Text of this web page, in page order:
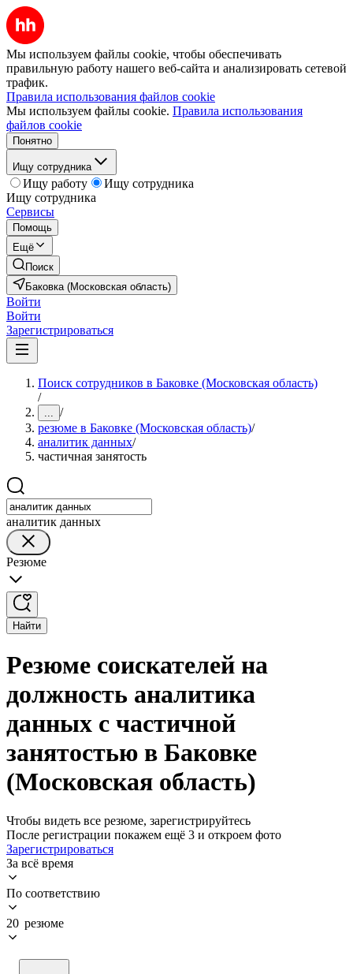
Мы используем файлы cookie, чтобы обеспечивать
правильную работу нашего веб-сайта и анализировать сетевой
трафик.
Правила использования файлов cookie
Мы используем файлы cookie. Правила использования
файлов cookie
Понятно
Ищу сотрудника
Ищу работу
Ищу сотрудника
Ищу сотрудника
Сервисы
Помощь
Ещё
Поиск
Баковка (Московская область)
Войти
Войти
Зарегистрироваться
Поиск сотрудников в Баковке (Московская область)
/
... /
резюме в Баковке (Московская область)/
аналитик данных/
частичная занятость
аналитик данных
Резюме
Найти
Резюме соискателей на
должность аналитика
данных с частичной
занятостью в Баковке
(Московская область)
Чтобы видеть все резюме, зарегистрируйтесь
После регистрации покажем ещё 3 и откроем фото
Зарегистрироваться
За всё время
По соответствию
20 резюме